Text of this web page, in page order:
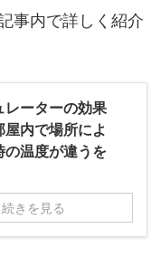
事内で詳しく紹介
レーターの効果
屋内で場所によ
の温度が違うを
続きを見る